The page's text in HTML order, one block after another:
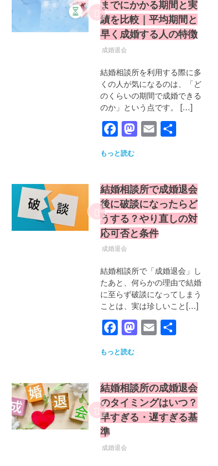
までにかかる期間と実
績を比較｜平均期間と
早く成婚する人の特徴
2025年9月22日
YYYPRO
成婚退会
結婚相談所を利用する際に多
くの人が気になるのは、「ど
のくらいの期間で成婚できる
のか」という点です。 […]
Facebook
Mastodon
Email
共
もっと読む
結婚相談所で成婚退会
後に破談になったらど
うする？やり直しの対
応可否と条件
2025年9月19日
YYYPRO
成婚退会
結婚相談所で「成婚退会」し
たあと、何らかの理由で結婚
に至らず破談になってしまう
ことは、実は珍しいこと[…]
Facebook
Mastodon
Email
共
もっと読む
結婚相談所の成婚退会
のタイミングはいつ？
早すぎる・遅すぎる基
準
2025年6月18日
YYYPRO
成婚退会